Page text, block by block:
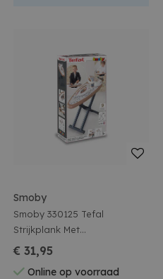
Smoby
Smoby 330125 Tefal
Strijkplank Met
Stoomstrijkijzer En 7
Accessoires
€ 31,95
Online op voorraad